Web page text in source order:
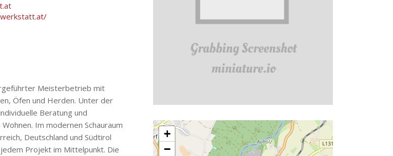
Meisterbetrieb mit
Öfen und Herden. Unter der
Beratung und
Im modernen Schauraum
Deutschland und Südtirol
Projekt im Mittelpunkt. Die
Loading map…
+
−